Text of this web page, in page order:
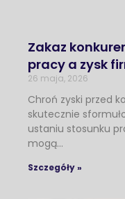
Zakaz
pracy a zysk
26 maja, 2026
Chroń zyski przed
skutecznie
ustaniu stosunku
mogą…
Szczegóły »